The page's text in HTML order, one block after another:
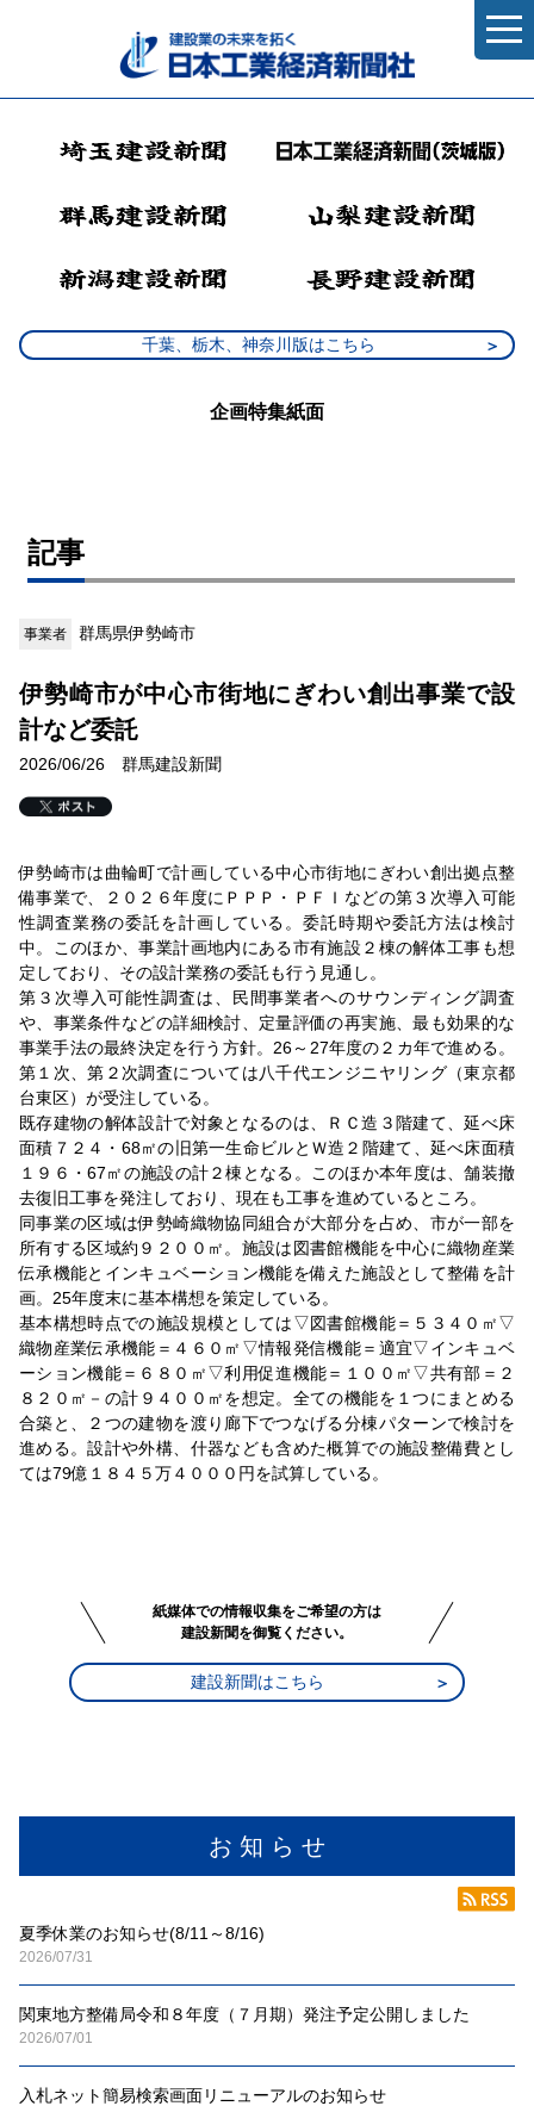
千葉、栃木、神奈川版はこちら
企画特集紙面
お 知 ら せ
夏季休業のお知らせ(8/11～8/16)
2026/07/31
関東地方整備局令和８年度（７月期）発注予定公開しました
2026/07/01
入札ネット簡易検索画面リニューアルのお知らせ
記事
事業者 群馬県伊勢崎市
伊勢崎市が中心市街地にぎわい創出事業で設
計など委託
2026/06/26 群馬建設新聞
伊勢崎市は曲輪町で計画している中心市街地にぎわい創出拠点整
備事業で、２０２６年度にＰＰＰ・ＰＦＩなどの第３次導入可能
性調査業務の委託を計画している。委託時期や委託方法は検討
中。このほか、事業計画地内にある市有施設２棟の解体工事も想
定しており、その設計業務の委託も行う見通し。
第３次導入可能性調査は、民間事業者へのサウンディング調査
や、事業条件などの詳細検討、定量評価の再実施、最も効果的な
事業手法の最終決定を行う方針。26～27年度の２カ年で進める。
第１次、第２次調査については八千代エンジニヤリング（東京都
台東区）が受注している。
既存建物の解体設計で対象となるのは、ＲＣ造３階建て、延べ床
面積７２４・68㎡の旧第一生命ビルとＷ造２階建て、延べ床面積
１９６・67㎡の施設の計２棟となる。このほか本年度は、舗装撤
去復旧工事を発注しており、現在も工事を進めているところ。
同事業の区域は伊勢崎織物協同組合が大部分を占め、市が一部を
所有する区域約９２００㎡。施設は図書館機能を中心に織物産業
伝承機能とインキュベーション機能を備えた施設として整備を計
画。25年度末に基本構想を策定している。
基本構想時点での施設規模としては▽図書館機能＝５３４０㎡▽
織物産業伝承機能＝４６０㎡▽情報発信機能＝適宜▽インキュベ
ーション機能＝６８０㎡▽利用促進機能＝１００㎡▽共有部＝２
８２０㎡－の計９４００㎡を想定。全ての機能を１つにまとめる
合築と、２つの建物を渡り廊下でつなげる分棟パターンで検討を
進める。設計や外構、什器なども含めた概算での施設整備費とし
ては79億１８４５万４０００円を試算している。
紙媒体での情報収集をご希望の方は
建設新聞を御覧ください。
建設新聞はこちら